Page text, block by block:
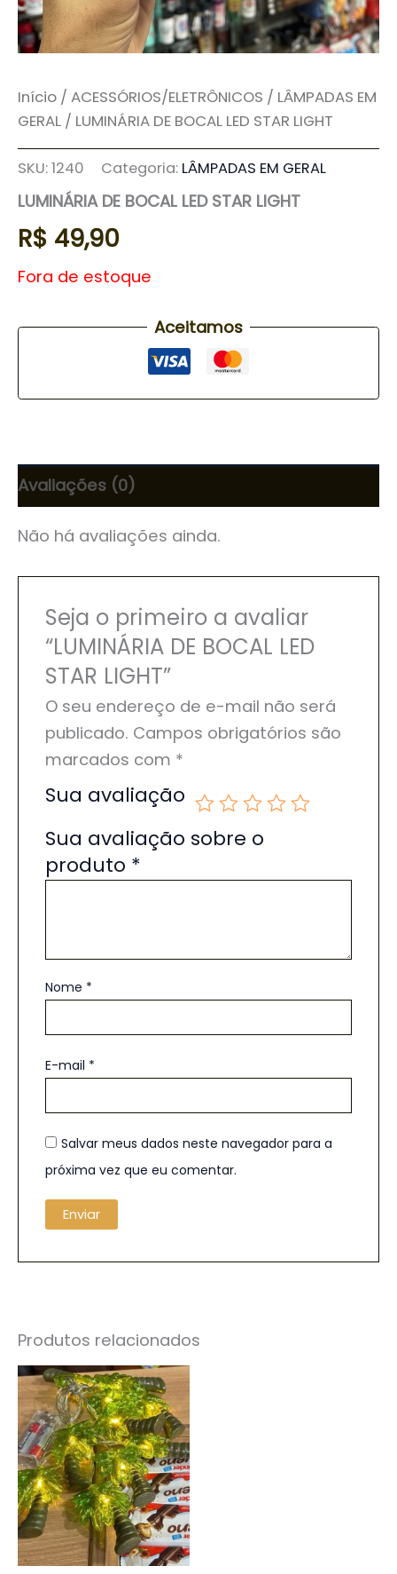
Início / ACESSÓRIOS/ELETRÔNICOS / LÂMPADAS EM
GERAL / LUMINÁRIA DE BOCAL LED STAR LIGHT
SKU:1240 Categoria: LÂMPADAS EM GERAL
LUMINÁRIA DE BOCAL LED STAR LIGHT
R$ 49,90
Fora de estoque
Aceitamos
Avaliações (0)
Não há avaliações ainda.
Seja o primeiro a avaliar
“LUMINÁRIA DE BOCAL LED
STAR LIGHT”
O seu endereço de e-mail não será
publicado. Campos obrigatórios são
marcados com *
Sua avaliação
Sua avaliação sobre o
produto *
Nome *
E-mail *
Salvar meus dados neste navegador para a
próxima vez que eu comentar.
Produtos relacionados